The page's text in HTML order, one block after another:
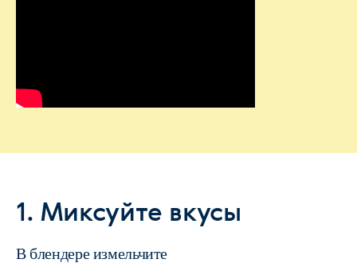
1. Миксуйте вкусы
В блендере измельчите